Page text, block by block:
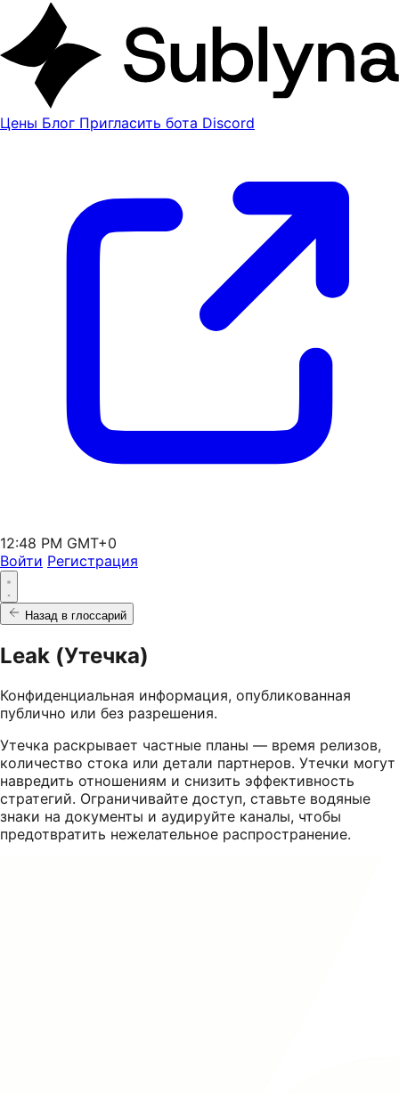
Цены Блог Пригласить бота Discord
12:48 PM GMT+0
Войти Регистрация
Назад в глоссарий
Leak (Утечка)
Конфиденциальная информация, опубликованная
публично или без разрешения.
Утечка раскрывает частные планы — время релизов,
количество стока или детали партнеров. Утечки могут
навредить отношениям и снизить эффективность
стратегий. Ограничивайте доступ, ставьте водяные
знаки на документы и аудируйте каналы, чтобы
предотвратить нежелательное распространение.